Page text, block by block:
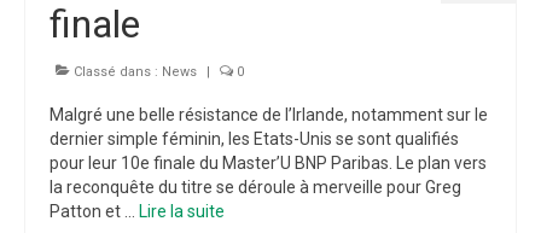
finale
Classé dans : News | 0
Malgré une belle résistance de l’Irlande, notamment sur le
dernier simple féminin, les Etats-Unis se sont qualifiés
pour leur 10e finale du Master’U BNP Paribas. Le plan vers
la reconquête du titre se déroule à merveille pour Greg
Patton et …
Lire la suite­­